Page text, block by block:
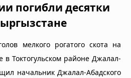
погибли десятки
мелкого рогатого скота на
в Токтогульском районе Джалал-
начальник Джалал-Абадского